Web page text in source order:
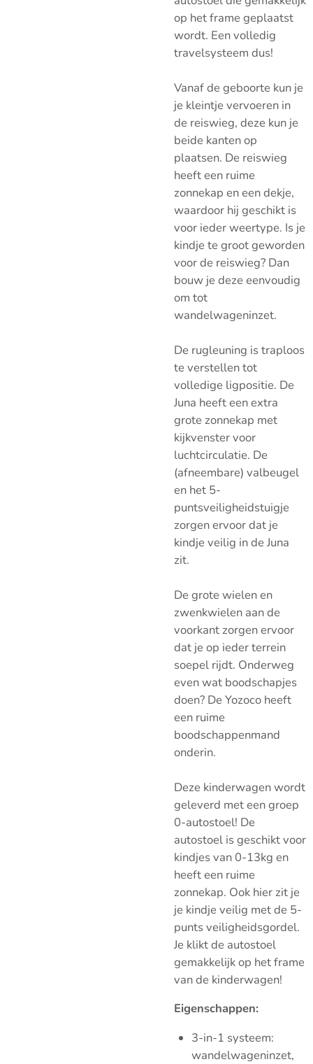
op het frame geplaatst
wordt. Een volledig
travelsysteem dus!
Vanaf de geboorte kun je
je kleintje vervoeren in
de reiswieg, deze kun je
beide kanten op
plaatsen. De reiswieg
heeft een ruime
zonnekap en een dekje,
waardoor hij geschikt is
voor ieder weertype. Is je
kindje te groot geworden
voor de reiswieg? Dan
bouw je deze eenvoudig
om tot
wandelwageninzet.
De rugleuning is traploos
te verstellen tot
volledige ligpositie. De
Juna heeft een extra
grote zonnekap met
kijkvenster voor
luchtcirculatie. De
(afneembare) valbeugel
en het 5-
puntsveiligheidstuigje
zorgen ervoor dat je
kindje veilig in de Juna
zit.
De grote wielen en
zwenkwielen aan de
voorkant zorgen ervoor
dat je op ieder terrein
soepel rijdt. Onderweg
even wat boodschapjes
doen? De Yozoco heeft
een ruime
boodschappenmand
onderin.
Deze kinderwagen wordt
geleverd met een groep
0-autostoel! De
autostoel is geschikt voor
kindjes van 0-13kg en
heeft een ruime
zonnekap. Ook hier zit je
je kindje veilig met de 5-
punts veiligheidsgordel.
Je klikt de autostoel
gemakkelijk op het frame
van de kinderwagen!
Eigenschappen:
3-in-1 systeem:
wandelwageninzet,